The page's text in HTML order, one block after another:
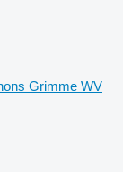
Grimme WV